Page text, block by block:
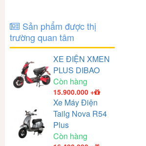
Sản phẩm được thị
trường quan tâm
XE ĐIỆN XMEN
PLUS DIBAO
Còn hàng
15.900.000 +
Xe Máy Điện
Tailg Nova R54
Plus
Còn hàng